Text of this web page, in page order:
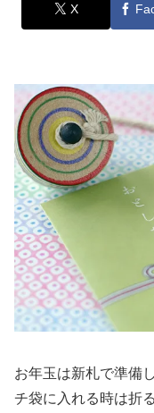
X
お年玉は新札で準備
チ袋に入れる時は折